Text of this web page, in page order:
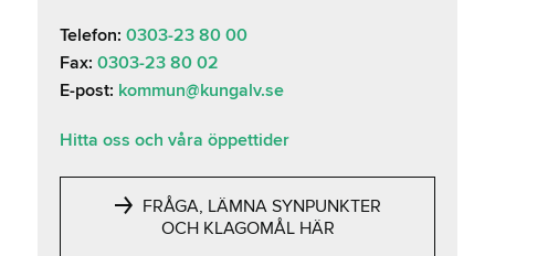
Telefon: 0303-23 80 00
Fax: 0303-23 80 02
E-post: kommun@kungalv.se
Hitta oss och våra öppettider
FRÅGA, LÄMNA SYNPUNKTER
OCH KLAGOMÅL HÄR